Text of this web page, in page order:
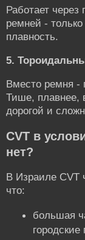
Работает через
ремней -
плавность.
5.
Вместо ремня -
Тише, плавнее,
дорогой и
CVT в
нет?
В Израиле CVT
что:
большая
городские